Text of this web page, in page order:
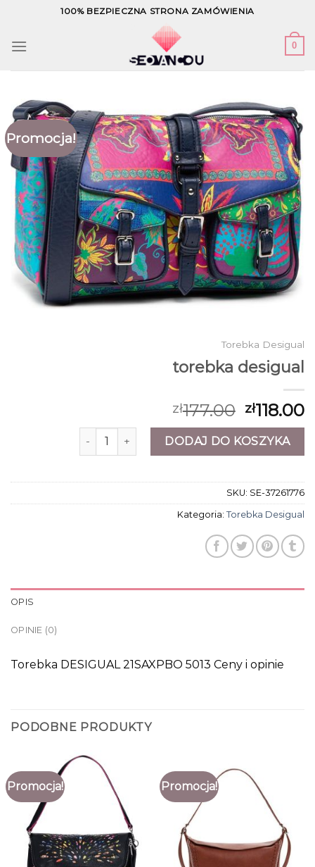
content
100% BEZPIECZNA STRONA ZAMÓWIENIA
0
Promocja!
Torebka Desigual
torebka desigual
zł177.00 zł118.00
ilość torebka desigualDODAJ DO KOSZYKA
SKU: SE-37261776
Kategoria: Torebka Desigual
OPIS
OPINIE (0)
Torebka DESIGUAL 21SAXPBO 5013 Ceny i opinie
PODOBNE PRODUKTY
Promocja! Promocja!